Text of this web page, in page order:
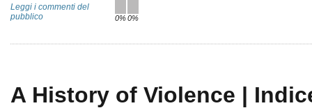
0%0%
Leggi i commenti del
pubblico
A History of Violence |